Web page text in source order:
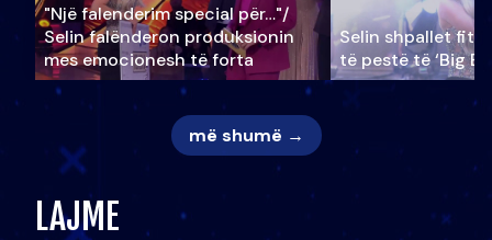
"Një falenderim special për…"/
Selin falënderon produksionin
mes emocionesh të forta
Selin shpallet
të pestë të ‘Big
më shumë →
LAJME